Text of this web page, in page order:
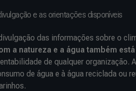
e as orientações disponíveis
das informações sobre o
a natureza e a água também
de qualquer organização.
de água e à água reciclada ou